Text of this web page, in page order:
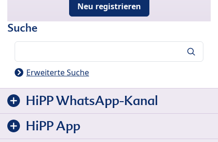
Neu registrieren
Suche
Erweiterte Suche
HiPP WhatsApp-Kanal
HiPP App